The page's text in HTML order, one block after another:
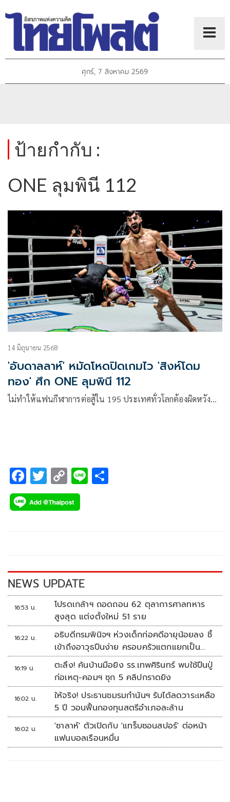
ศุกร์, 7 สิงหาคม 2569
ป้ายกำกับ :
ONE ลุมพินี 112
14 มิถุนายน 2568
'อับดาลลาห์' หมัดโหดปิดเกมไว 'สิงห์โดม
ทอง' ศึก ONE ลุมพินี 112
ไม่ทำให้แฟนกีฬาการต่อสู้ใน 195 ประเทศทั่วโลกต้องผิดหวัง…
F
ac
e
k
T
wi
tt
C
o
p
k
Li
NEWS UPDATE
16:53 น.
โปรดเกล้าฯ ถอดถอน 62 ตุลาการศาลทหาร
สูงสุด แต่งตั้งใหม่ 51 ราย
16:22 น.
อธิบดีกรมพินิจฯ ห่วงเด็กก่อคดีอายุน้อยลง ชี้
เข้าถึงอาวุธปืนง่าย ครอบครัวแตกแยกเป็น
ชนวนสำคัญ
16:19 น.
ตะลึง! ค้นบ้านมือยิง รร.เทพศิรินทร์ พบใช้ปืนปู่
ก่อเหตุ-คอมฯ ซุก 5 คลิปกราดยิง
16:02 น.
ให้จริง! ประธานชมรมกำนันฯ รับได้ลดวาระเหลือ
5 ปี วอนฟื้นกองทุนสตรีอำเภอละล้าน
16:02 น.
'ซาลาห์' ตัวเปิดกับ 'แทร็บซอนสปอร์' ต่อหน้า
แฟนบอลเรือนหมื่น